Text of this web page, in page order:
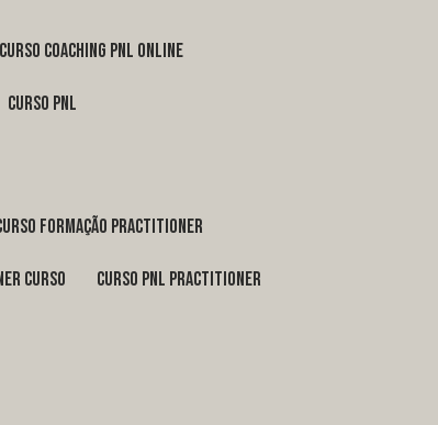
curso coaching pnl online
curso pnl
curso formação practitioner
curso curso pnl practitioner